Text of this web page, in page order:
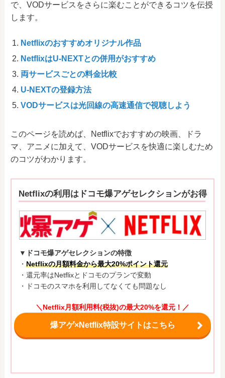
で、 VODサービスをさらに楽むことができるコツを伝授
します。
Netflixのおすすめオリジナル作品
NetflixはU-NEXTとの併用がおすすめ
両サービスごとの料金比較
U-NEXTの登録方法
VODサービスは光回線の高速通信で視聴しよう
このページを読めば、Netflixでおすすめの映画、ドラ
マ、アニメに加えて、VODサービスを快適に楽しむため
のコツがわかります。
Netflixの利用はドコモ爆アゲセレクションがお得
▼ドコモ爆アゲセレクションの特徴
・ Netflixの月額料金から最大20%ポイント還元
・還元率はNetflixとドコモのプランで変動
・ドコモのスマホを利用してなくても問題なし
＼Netflix月額利用料(税抜)の最大20%を還元！／
爆アゲ×Netflix特設サイトはこちら